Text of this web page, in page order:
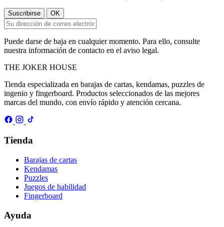
Puede darse de baja en cualquier momento. Para ello, consulte
nuestra información de contacto en el aviso legal.
THE JOKER HOUSE
Tienda especializada en barajas de cartas, kendamas, puzzles de
ingenio y fingerboard. Productos seleccionados de las mejores
marcas del mundo, con envío rápido y atención cercana.
Tienda
Barajas de cartas
Kendamas
Puzzles
Juegos de habilidad
Fingerboard
Ayuda